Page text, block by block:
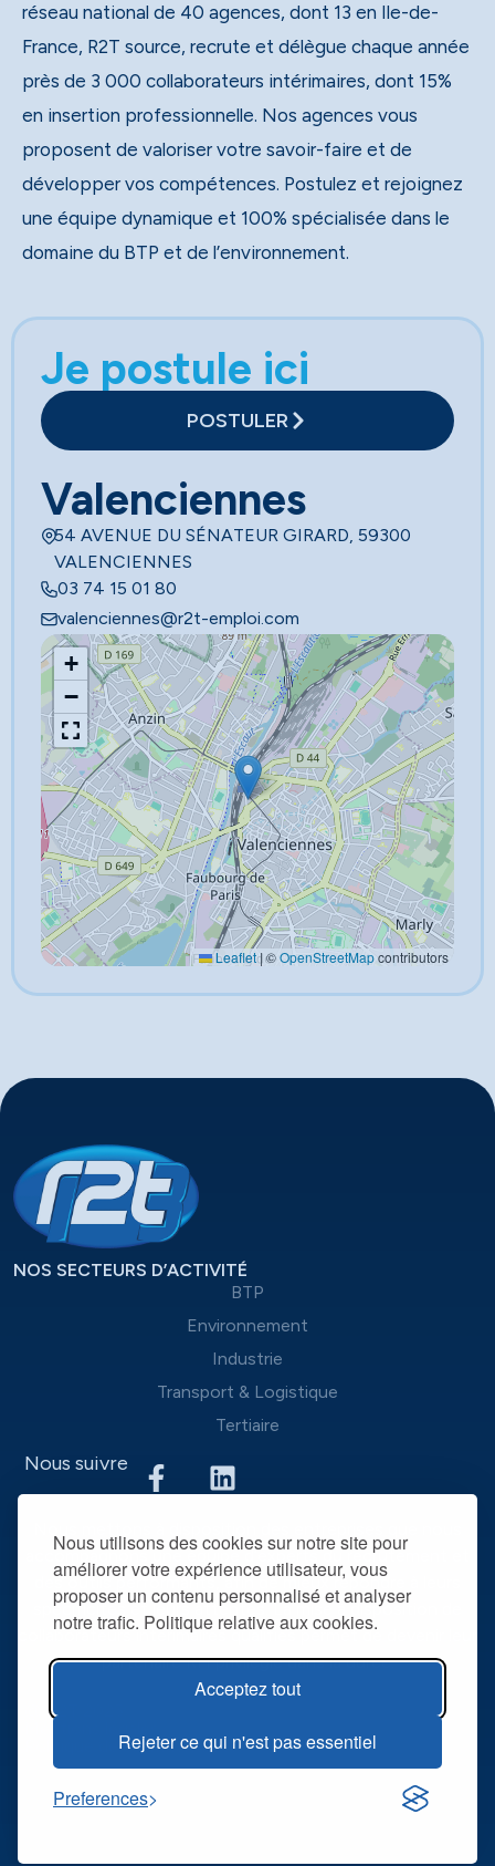
Nous utilisons des cookies sur notre site pour
améliorer votre expérience utilisateur, vous
proposer un contenu personnalisé et analyser
notre trafic. Politique relative aux cookies.
Acceptez tout
Rejeter ce qui n'est pas essentiel
Preferences
réseau national de 40 agences, dont 13 en Ile-de-
France, R2T source, recrute et délègue chaque année
près de 3 000 collaborateurs intérimaires, dont 15%
en insertion professionnelle. Nos agences vous
proposent de valoriser votre savoir-faire et de
développer vos compétences. Postulez et rejoignez
une équipe dynamique et 100% spécialisée dans le
domaine du BTP et de l’environnement.
Je postule ici
POSTULER
Valenciennes
54 AVENUE DU SÉNATEUR GIRARD, 59300
VALENCIENNES
03 74 15 01 80
valenciennes@r2t-emploi.com
+
−
Leaflet|©OpenStreetMapcontributors
NOS SECTEURS D’ACTIVITÉ
BTP
Environnement
Industrie
Transport & Logistique
Tertiaire
Nous suivre
accompagnons une équipe d’experts du recrutement et
des outils performants, afin de mieux répondre à leurs
spécificités et leurs attentes. La mise à disposition de
collaborateurs intérimaires qualifiés permet de devenir leur
partenaire RH privilégié dans la durée.
@ R2T 2025
Politique de confidentialité